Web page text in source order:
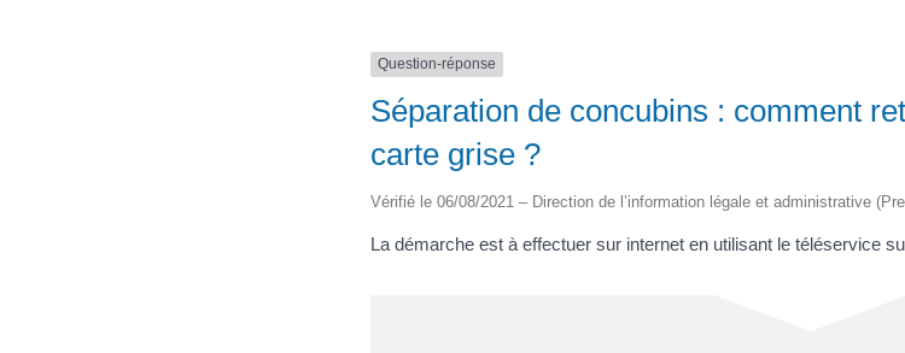
Question-réponse
Séparation de concubins : comment
carte grise ?
Vérifié le 06/08/2021 – Direction de l’information légale et administrative
La démarche est à effectuer sur internet en utilisant le téléservice